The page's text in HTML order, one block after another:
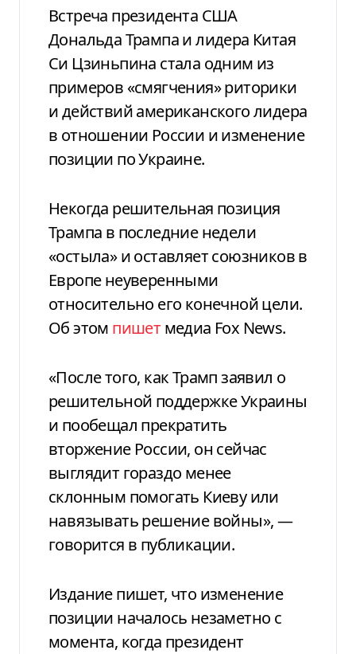
Встреча президента США
Дональда Трампа и лидера Китая
Си Цзиньпина стала одним из
примеров «смягчения» риторики
и действий американского лидера
в отношении России и изменение
позиции по Украине.
Некогда решительная позиция
Трампа в последние недели
«остыла» и оставляет союзников в
Европе неуверенными
относительно его конечной цели.
Об этом пишет медиа Fox News.
«После того, как Трамп заявил о
решительной поддержке Украины
и пообещал прекратить
вторжение России, он сейчас
выглядит гораздо менее
склонным помогать Киеву или
навязывать решение войны», —
говорится в публикации.
Издание пишет, что изменение
позиции началось незаметно с
момента, когда президент